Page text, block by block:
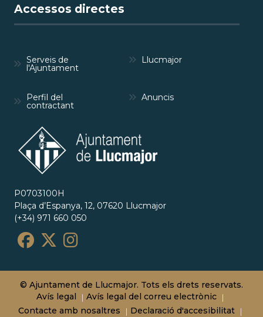
Accessos directes
Serveis de
l'Ajuntament
Llucmajor
Perfil del
contractant
Anuncis
P0703100H
Plaça d’Espanya, 12, 07620 Llucmajor
(+34) 971 660 050
© Ajuntament de Llucmajor. Tots els drets reservats.
Avís legal
Avís legal del correu electrònic
Contacte amb nosaltres
Declaració d'accesibilitat